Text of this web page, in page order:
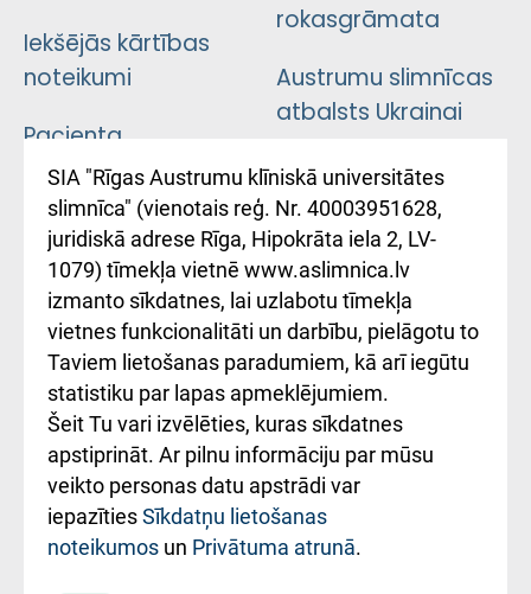
Iekšējās kārtības
noteikumi
Pacienta
atsauksmju/sūdzību
iesniegšanas
kārtība
Kā pie mums nokļūt
Rēķinu apmaksas
ceļvedis
Rekvizīti un
ārstniecības
iestādes kods
010000234
rokasgrāmata
Austrumu slimnīcas
atbalsts Ukrainai
Підтримка Східної
лікарні та співпраця з
Україною
SIA "Rīgas Austrumu klīniskā universitātes
slimnīca" (vienotais reģ. Nr. 40003951628,
juridiskā adrese Rīga, Hipokrāta iela 2, LV-
1079) tīmekļa vietnē www.aslimnica.lv
izmanto sīkdatnes, lai uzlabotu tīmekļa
vietnes funkcionalitāti un darbību, pielāgotu to
Taviem lietošanas paradumiem, kā arī iegūtu
statistiku par lapas apmeklējumiem.
Šeit Tu vari izvēlēties, kuras sīkdatnes
apstiprināt. Ar pilnu informāciju par mūsu
veikto personas datu apstrādi var
iepazītiesSīkdatņu lietošanas
noteikumos un Privātuma atrunā.